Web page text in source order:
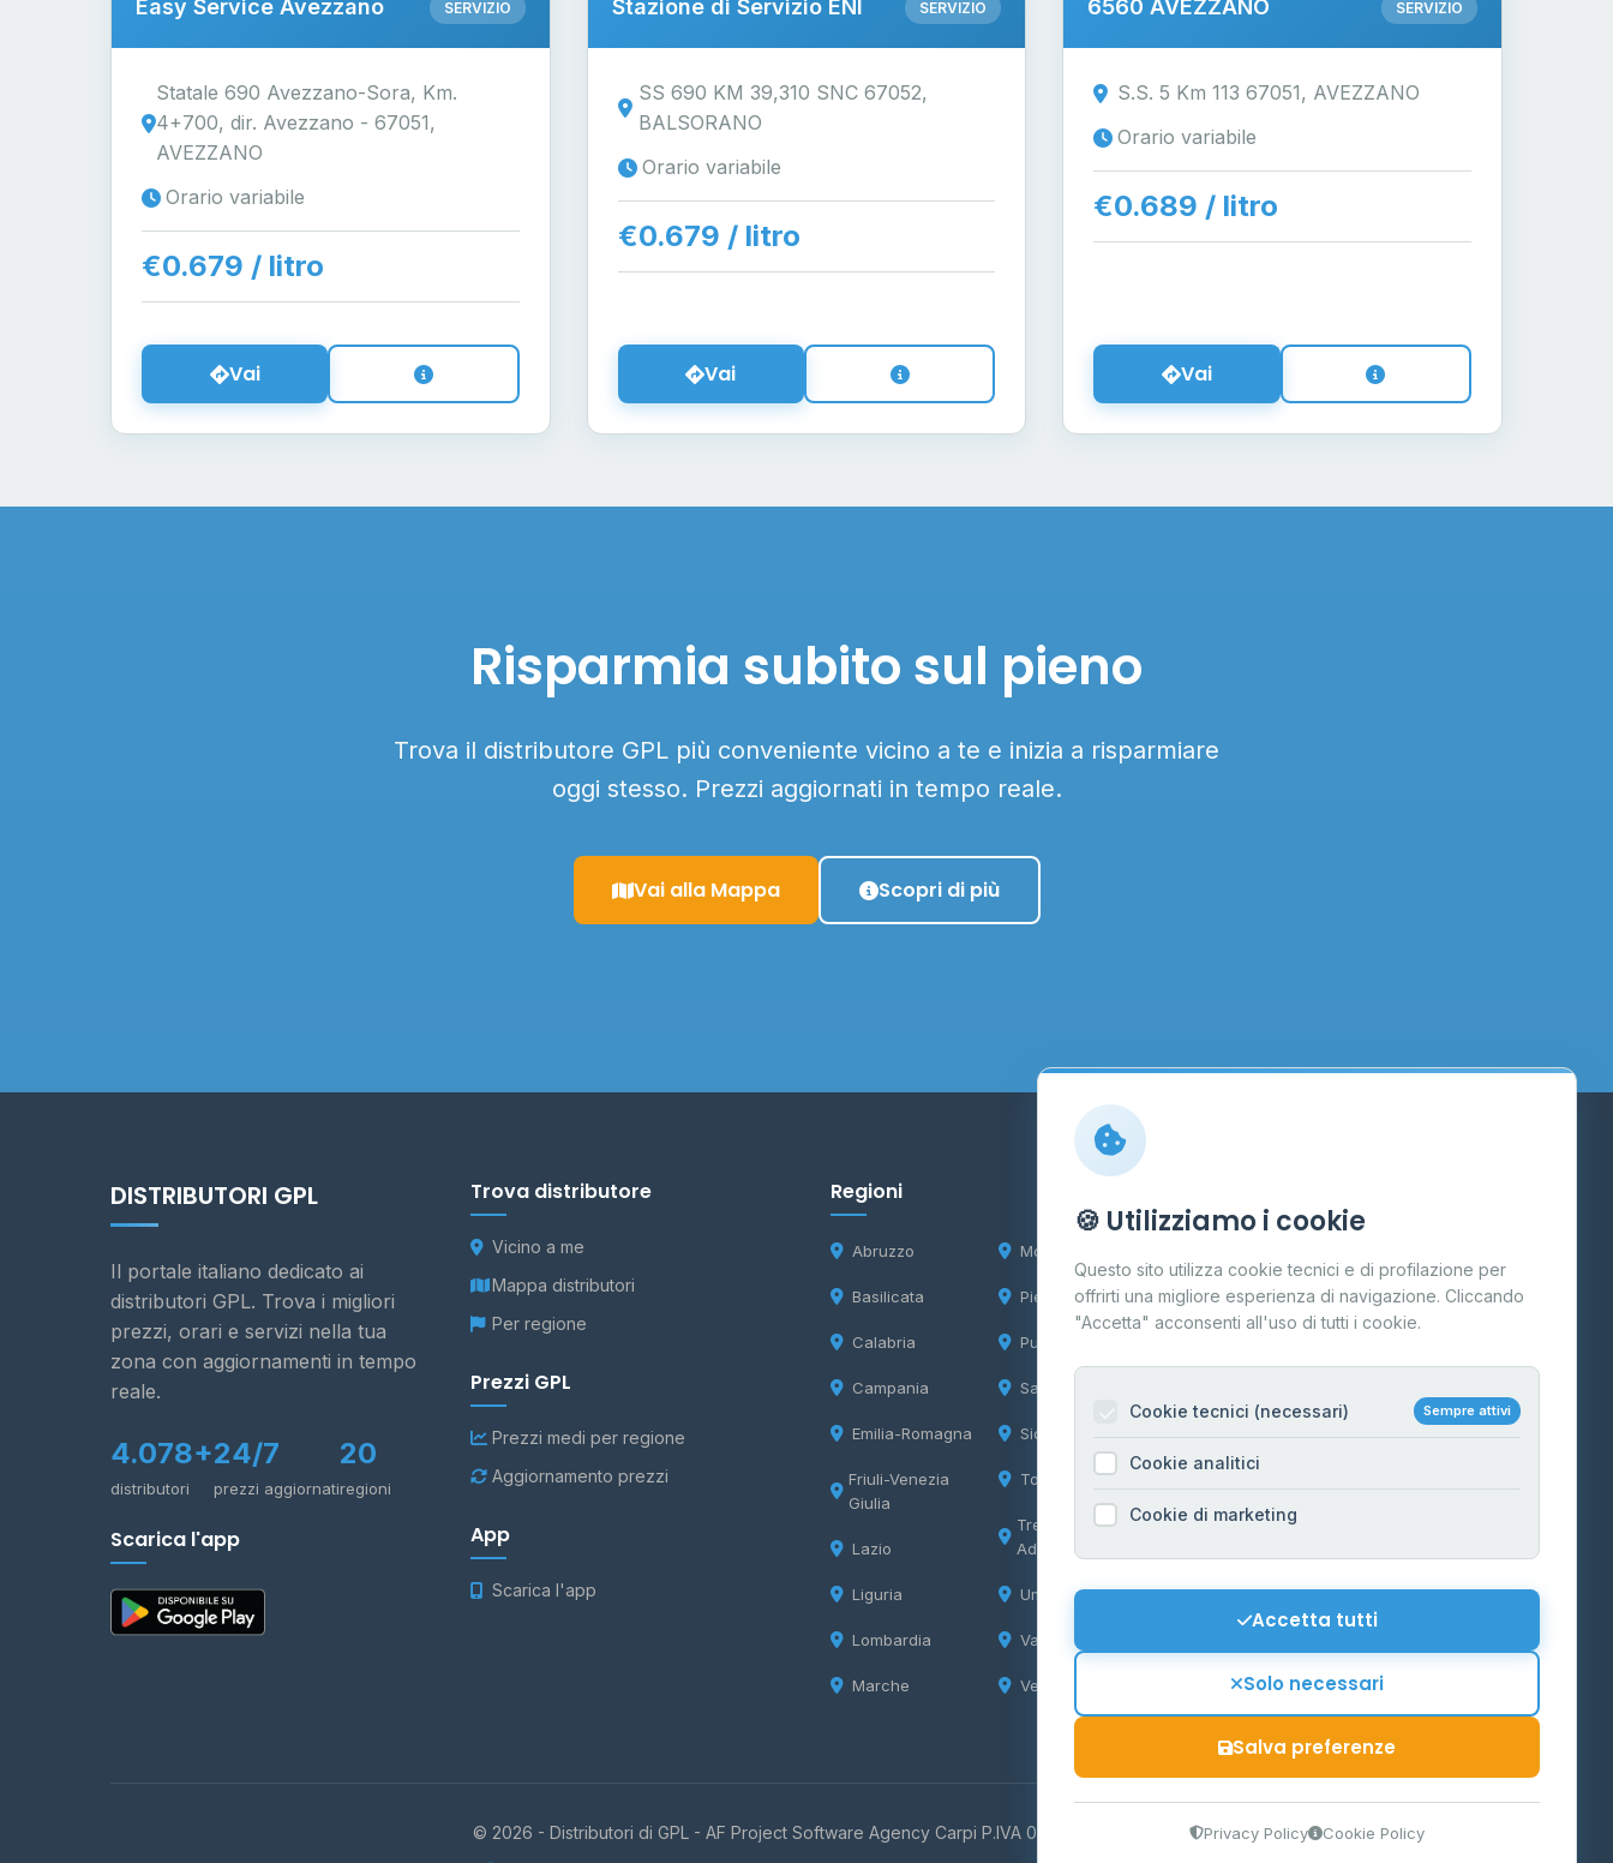
Easy Service Avezzano SERVIZIO
Statale 690 Avezzano-Sora, Km.
4+700, dir. Avezzano - 67051,
AVEZZANO
Orario variabile
€0.679 / litro
Vai
Stazione di Servizio ENI SERVIZIO
SS 690 KM 39,310 SNC 67052,
BALSORANO
Orario variabile
€0.679 / litro
Vai
6560 AVEZZANO SERVIZIO
S.S. 5 Km 113 67051, AVEZZANO
Orario variabile
€0.689 / litro
Vai
Risparmia subito sul pieno
Trova il distributore GPL più conveniente vicino a te e inizia a risparmiare
oggi stesso. Prezzi aggiornati in tempo reale.
Vai alla Mappa Scopri di più
DISTRIBUTORI GPL
Il portale italiano dedicato ai
distributori GPL. Trova i migliori
prezzi, orari e servizi nella tua
zona con aggiornamenti in tempo
reale.
4.078+
distributori
24/7
prezzi aggiornati
20
regioni
Scarica l'app
Trova distributore
Vicino a me
Mappa distributori
Per regione
Prezzi GPL
Prezzi medi per regione
Aggiornamento prezzi
App
Scarica l'app
Regioni
Abruzzo
Basilicata
Calabria
Campania
Emilia-Romagna
Friuli-Venezia
Giulia
Lazio
Liguria
Lombardia
Marche
Molise
Piemonte
Puglia
Sardegna
Sicilia
Toscana
Trentino-Alto
Adige
Umbria
Valle d'Aosta
Veneto
Contatti
Per gestori
Informazioni legali
Privacy Policy
Cookie Policy
Mappa del sito
Contattaci
© 2026 - Distributori di GPL - AF Project Software Agency Carpi P.IVA 03859300364
🍪 Utilizziamo i cookie
Questo sito utilizza cookie tecnici e di profilazione per
offrirti una migliore esperienza di navigazione. Cliccando
"Accetta" acconsenti all'uso di tutti i cookie.
Cookie tecnici (necessari) Sempre attivi
Cookie analitici
Cookie di marketing
Accetta tutti
Solo necessari
Salva preferenze
Privacy Policy Cookie Policy